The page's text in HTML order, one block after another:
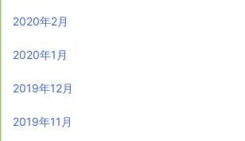
2020年2月
2020年1月
2019年12月
2019年11月